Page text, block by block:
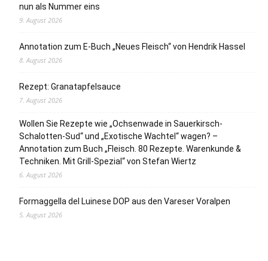
nun als Nummer eins
9. August 2026
Annotation zum E-Buch „Neues Fleisch“ von Hendrik Hassel
8. August 2026
Rezept: Granatapfelsauce
7. August 2026
Wollen Sie Rezepte wie „Ochsenwade in Sauerkirsch-
Schalotten-Sud“ und „Exotische Wachtel“ wagen? –
Annotation zum Buch „Fleisch. 80 Rezepte. Warenkunde &
Techniken. Mit Grill-Spezial“ von Stefan Wiertz
6. August 2026
Formaggella del Luinese DOP aus den Vareser Voralpen
5. August 2026